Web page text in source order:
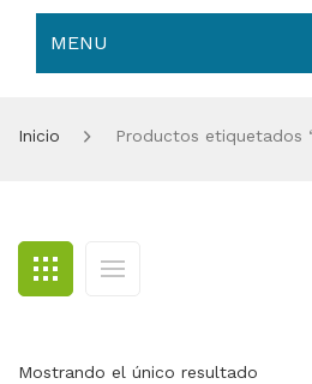
MENU
BLOG
CONTACTO
Inicio Productos etiquetados
Mostrando el único resultado